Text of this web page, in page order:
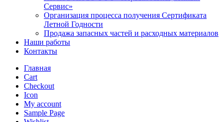
Сервис»
Организация процесса получения Сертификата
Летной Годности
Продажа запасных частей и расходных материалов
Наши работы
Контакты
Главная
Cart
Checkout
Icon
My account
Sample Page